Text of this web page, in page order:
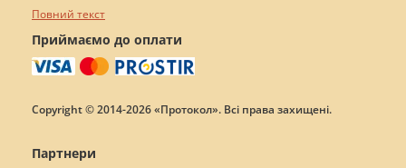
Повний текст
Приймаємо до оплати
Copyright © 2014-2026 «Протокол». Всі права захищені.
Партнери